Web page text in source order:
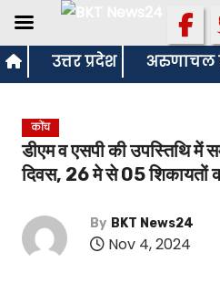
S
k
उत्तर प्रदेश अरुणाचल
कोंच
डीएम व एसपी की उपस्तिथि में
दिवस, 26 मे से 05 शिकायतों
By BKT News24
Nov 4, 2024